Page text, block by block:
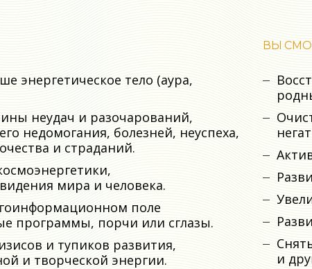
энергетическое тело (аура,
неудач и разочарований,
недомогания, болезней, неуспеха,
и страданий.
мира и человека.
поле
программы, порчи или сглазы.
и тупиков развития,
и творческой энергии.
ВЫ
и